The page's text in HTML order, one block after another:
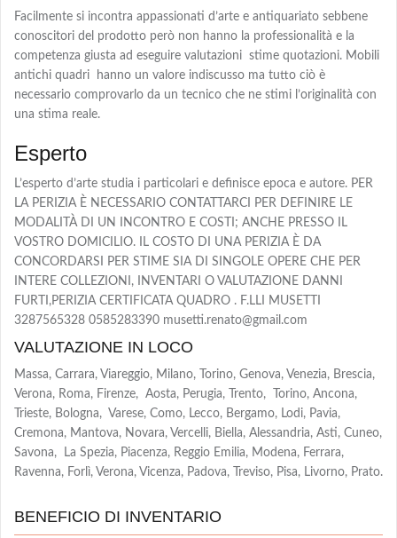
Facilmente si incontra appassionati d’arte e antiquariato sebbene
conoscitori del prodotto però non hanno la professionalità e la
competenza giusta ad eseguire valutazioni stime quotazioni. Mobili
antichi quadri hanno un valore indiscusso ma tutto ciò è
necessario comprovarlo da un tecnico che ne stimi l’originalità con
una stima reale.
Esperto
L’esperto d’arte studia i particolari e definisce epoca e autore. PER
LA PERIZIA È NECESSARIO CONTATTARCI PER DEFINIRE LE
MODALITÀ DI UN INCONTRO E COSTI; ANCHE PRESSO IL
VOSTRO DOMICILIO. IL COSTO DI UNA PERIZIA È DA
CONCORDARSI PER STIME SIA DI SINGOLE OPERE CHE PER
INTERE COLLEZIONI, INVENTARI O VALUTAZIONE DANNI
FURTI,PERIZIA CERTIFICATA QUADRO . F.LLI MUSETTI
3287565328 0585283390 musetti.renato@gmail.com
VALUTAZIONE IN LOCO
Massa, Carrara, Viareggio, Milano, Torino, Genova, Venezia, Brescia,
Verona, Roma, Firenze, Aosta, Perugia, Trento, Torino, Ancona,
Trieste, Bologna, Varese, Como, Lecco, Bergamo, Lodi, Pavia,
Cremona, Mantova, Novara, Vercelli, Biella, Alessandria, Asti, Cuneo,
Savona, La Spezia, Piacenza, Reggio Emilia, Modena, Ferrara,
Ravenna, Forlì, Verona, Vicenza, Padova, Treviso, Pisa, Livorno, Prato.
BENEFICIO DI INVENTARIO